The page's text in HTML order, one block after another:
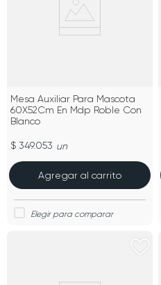
Mesa Auxiliar Para Mascota
60X52Cm En Mdp Roble Con
Blanco
$ 349.053 un
Agregar al carrito